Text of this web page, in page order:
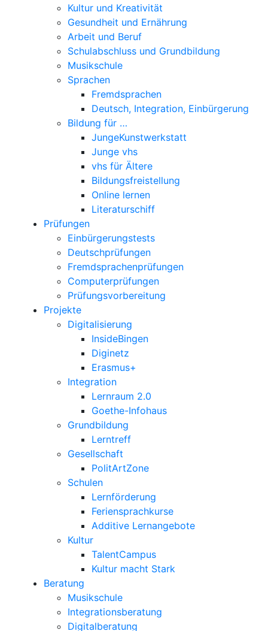
Kultur und Kreativität
Gesundheit und Ernährung
Arbeit und Beruf
Schulabschluss und Grundbildung
Musikschule
Sprachen
Fremdsprachen
Deutsch, Integration, Einbürgerung
Bildung für …
JungeKunstwerkstatt
Junge vhs
vhs für Ältere
Bildungsfreistellung
Online lernen
Literaturschiff
Prüfungen
Einbürgerungstests
Deutschprüfungen
Fremdsprachenprüfungen
Computerprüfungen
Prüfungsvorbereitung
Projekte
Digitalisierung
InsideBingen
Diginetz
Erasmus+
Integration
Lernraum 2.0
Goethe-Infohaus
Grundbildung
Lerntreff
Gesellschaft
PolitArtZone
Schulen
Lernförderung
Feriensprachkurse
Additive Lernangebote
Kultur
TalentCampus
Kultur macht Stark
Beratung
Musikschule
Integrationsberatung
Digitalberatung